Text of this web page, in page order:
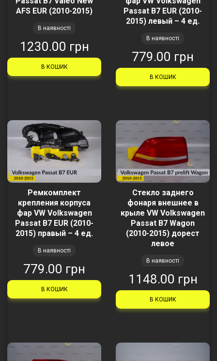
AFS EUR (2010-2015)
В наявності
1230.00 грн
В КОШИК
Passat B7 EUR (2010-
2015) левый – 4 ед.
В наявності
779.00 грн
В КОШИК
Ремкомплект
крепления корпуса
фар VW Volkswagen
Passat B7 EUR (2010-
2015) правый – 4 ед.
В наявності
779.00 грн
В КОШИК
Стекло заднего
фонаря внешнее в
крыле VW Volkswagen
Passat B7 Wagon
(2010-2015) дорест
левое
В наявності
1148.00 грн
В КОШИК